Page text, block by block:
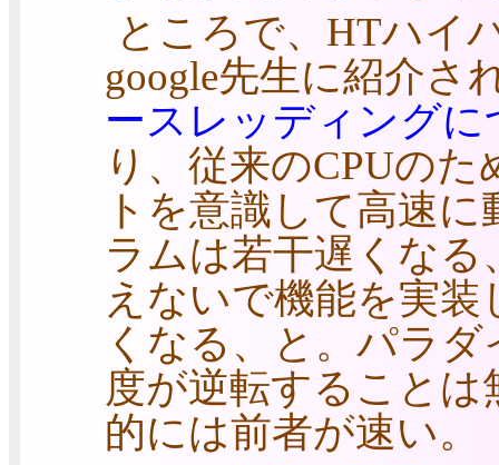
ところで、HTハイ
google先生に紹介さ
ースレッディング
り、従来のCPUの
トを意識して高速
ラムは若干遅くな
えないで機能を実
くなる、と。パラ
度が逆転すること
的には前者が速い。